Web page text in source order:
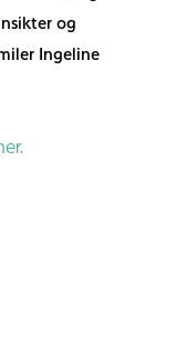
og
Ingeline